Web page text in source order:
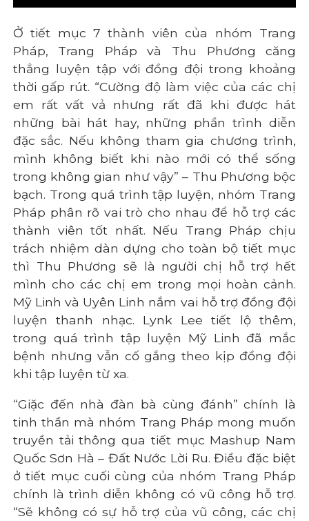
Ở tiết mục 7 thành viên của nhóm Trang
Pháp, Trang Pháp và Thu Phương căng
thẳng luyện tập với đồng đội trong khoảng
thời gấp rút. “Cường độ làm việc của các chị
em rất vất vả nhưng rất đã khi được hát
những bài hát hay, những phần trình diễn
đặc sắc. Nếu không tham gia chương trình,
mình không biết khi nào mới có thể sống
trong không gian như vậy” – Thu Phương bộc
bạch. Trong quá trình tập luyện, nhóm Trang
Pháp phân rõ vai trò cho nhau để hỗ trợ các
thành viên tốt nhất. Nếu Trang Pháp chịu
trách nhiệm dàn dựng cho toàn bộ tiết mục
thì Thu Phương sẽ là người chị hỗ trợ hết
mình cho các chị em trong mọi hoàn cảnh.
Mỹ Linh và Uyên Linh nắm vai hỗ trợ đồng đội
luyện thanh nhạc. Lynk Lee tiết lộ thêm,
trong quá trình tập luyện Mỹ Linh đã mắc
bệnh nhưng vẫn cố gắng theo kịp đồng đội
khi tập luyện từ xa.
“Giặc đến nhà đàn bà cùng đánh” chính là
tinh thần mà nhóm Trang Pháp mong muốn
truyền tải thông qua tiết mục Mashup Nam
Quốc Sơn Hà – Đất Nước Lời Ru. Điều đặc biệt
ở tiết mục cuối cùng của nhóm Trang Pháp
chính là trình diễn không có vũ công hỗ trợ.
“Sẽ không có sự hỗ trợ của vũ công, các chị